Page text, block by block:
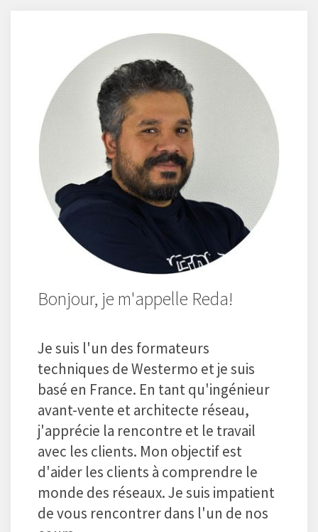
Bonjour, je m'appelle Reda!
Je suis l'un des formateurs
techniques de Westermo et je suis
basé en France. En tant qu'ingénieur
avant-vente et architecte réseau,
j'apprécie la rencontre et le travail
avec les clients. Mon objectif est
d'aider les clients à comprendre le
monde des réseaux. Je suis impatient
de vous rencontrer dans l'un de nos